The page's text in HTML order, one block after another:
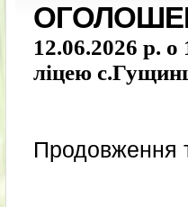
12.06.2026 р. о
ліцею
Продовження